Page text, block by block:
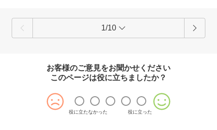
1/10
お客様のご意見をお聞かせください
このページは役に立ちましたか？
役に立たなかった 役に立った